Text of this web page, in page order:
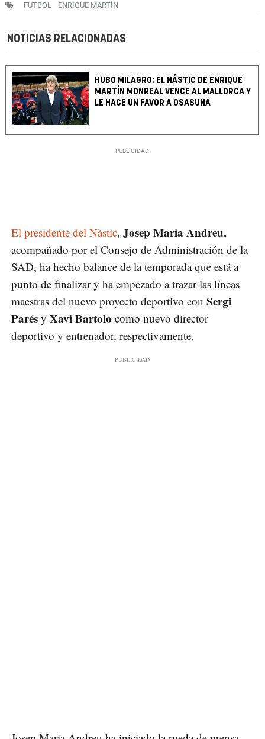
FUTBOL ENRIQUE MARTÍN
NOTICIAS RELACIONADAS
HUBO MILAGRO: EL NÁSTIC DE ENRIQUE
MARTÍN MONREAL VENCE AL MALLORCA Y
LE HACE UN FAVOR A OSASUNA
El presidente del Nàstic, Josep Maria Andreu,
acompañado por el Consejo de Administración de la
SAD, ha hecho balance de la temporada que está a
punto de finalizar y ha empezado a trazar las líneas
maestras del nuevo proyecto deportivo con Sergi
Parés y Xavi Bartolo como nuevo director
deportivo y entrenador, respectivamente.